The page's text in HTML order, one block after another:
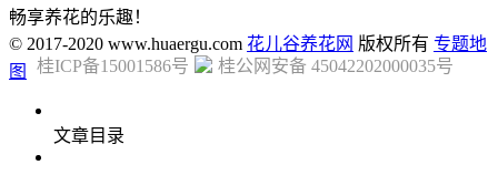
畅享养花的乐趣！
© 2017-2020 www.huaergu.com 花儿谷养花网 版权所有 专题地
图
桂ICP备15001586号 桂公网安备 45042202000035号
文章目录